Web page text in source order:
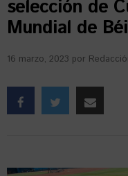
selección de
Mundial de
16 marzo, 2023 por